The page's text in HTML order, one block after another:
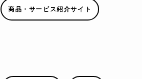
商品・サービス紹介サイト